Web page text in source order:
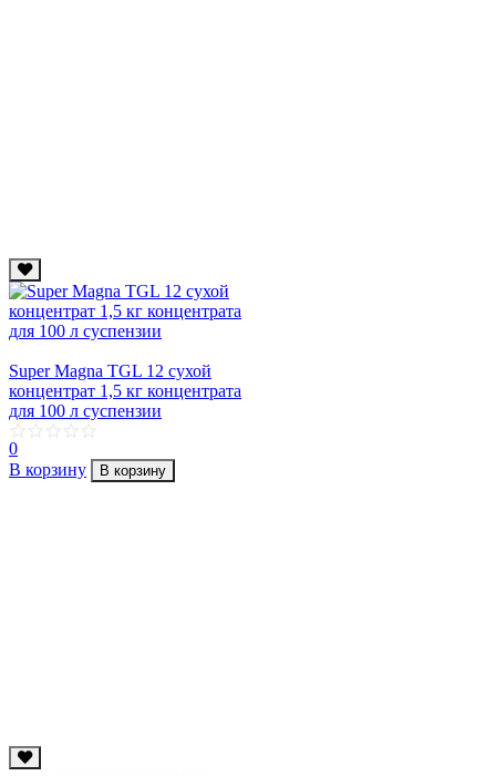
Super Magna TGL 12 сухой
концентрат 1,5 кг концентрата
для 100 л суcпензии
0
В корзину
В корзину